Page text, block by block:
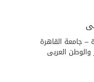
– جامعة القاهرة
العربى